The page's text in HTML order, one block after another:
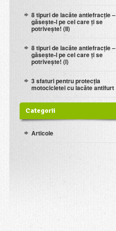
8 tipuri de lacăte antiefracție –
găsește-l pe cel care ți se
potrivește! (II)
8 tipuri de lacăte antiefracție –
găsește-l pe cel care ți se
potrivește! (I)
3 sfaturi pentru protecţia
motocicletei cu lacăte antifurt
Categorii
Articole